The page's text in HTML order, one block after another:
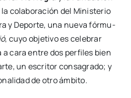
cola­bo­ra­ción del Minis­te­rio
y Depor­te, una nue­va fór­mu­
, cuyo obje­ti­vo es cele­brar
cara entre dos per­fi­les bien
un escri­tor con­sa­gra­do; y
de otro ámbi­to.